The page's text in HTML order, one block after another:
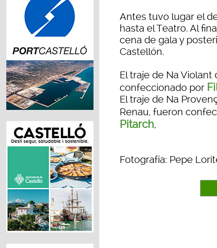
Antes tuvo lugar el
hasta el Teatro. Al
cena de gala y
Castellón.
El traje de Na Violant
confeccionado por
El traje de Na
Renau, fueron
Pitarch,
Fotografía: Pepe